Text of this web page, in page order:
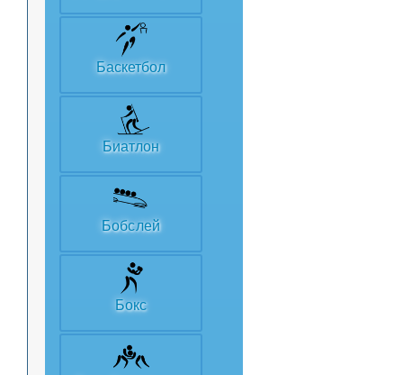
Баскетбол
Биатлон
Бобслей
Бокс